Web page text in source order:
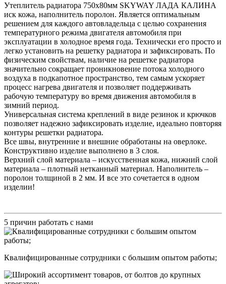
Утеплитель радиатора 750х80мм SKYWAY ЛАДА КАЛИНА
иск кожа, наполнитель поролон. Является оптимальным
решением для каждого автовладельца с целью сохранения
температурного режима двигателя автомобиля при
эксплуатации в холодное время года. Технически его просто и
легко установить на решетку радиатора и зафиксировать. По
физическим свойствам, наличие на решетке радиатора
значительно сокращает проникновение потока холодного
воздуха в подкапотное пространство, тем самым ускоряет
процесс нагрева двигателя и позволяет поддерживать
рабочую температуру во время движения автомобиля в
зимний период.
Универсальная система креплений в виде резинок и крючков
позволяет надежно зафиксировать изделие, идеально повторяя
контуры решетки радиатора.
Все швы, внутренние и внешние обработаны на оверлоке.
Конструктивно изделие выполнено в 3 слоя.
Верхний слой материала – искусственная кожа, нижний слой
материала – плотный нетканный материал. Наполнитель –
поролон толщиной в 2 мм. И все это сочетается в одном
изделии!
5 причин работать с нами
Квалифицированные сотрудники с большим опытом работы;